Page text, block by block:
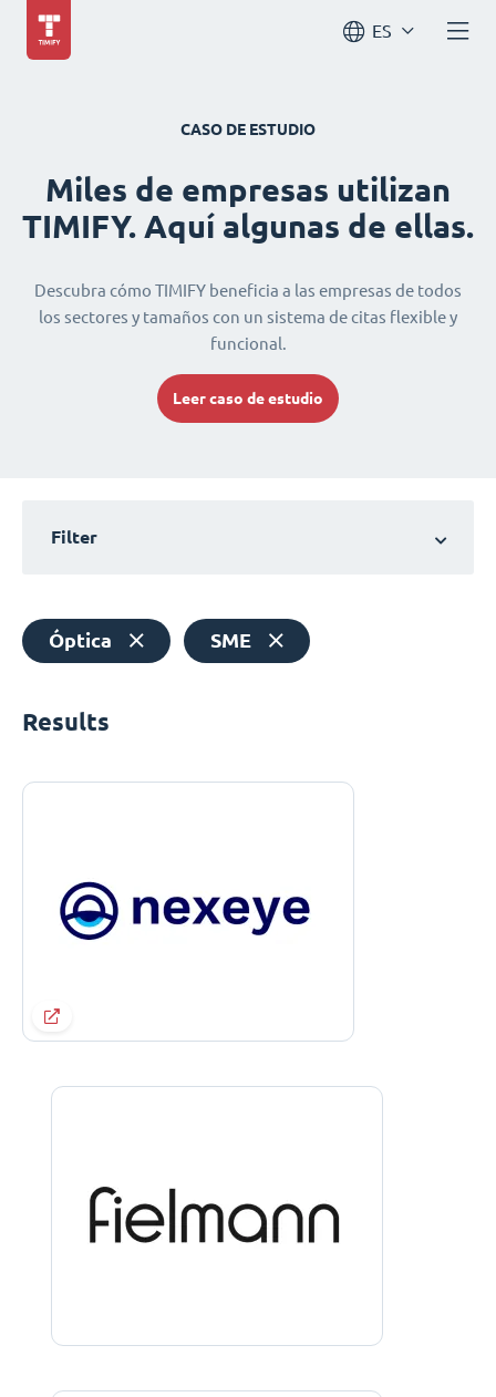
ES
CASO DE ESTUDIO
Miles de empresas utilizan
TIMIFY. Aquí algunas de ellas.
Descubra cómo TIMIFY beneficia a las empresas de todos
los sectores y tamaños con un sistema de citas flexible y
funcional.
Leer caso de estudio
Filter
Óptica SME
Results